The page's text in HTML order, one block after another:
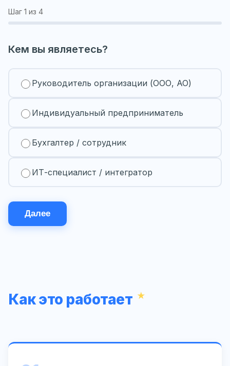
Шаг 1 из 4
Кем вы являетесь?
Руководитель организации (ООО, АО)
Индивидуальный предприниматель
Бухгалтер / сотрудник
ИТ-специалист / интегратор
Далее
Как это работает